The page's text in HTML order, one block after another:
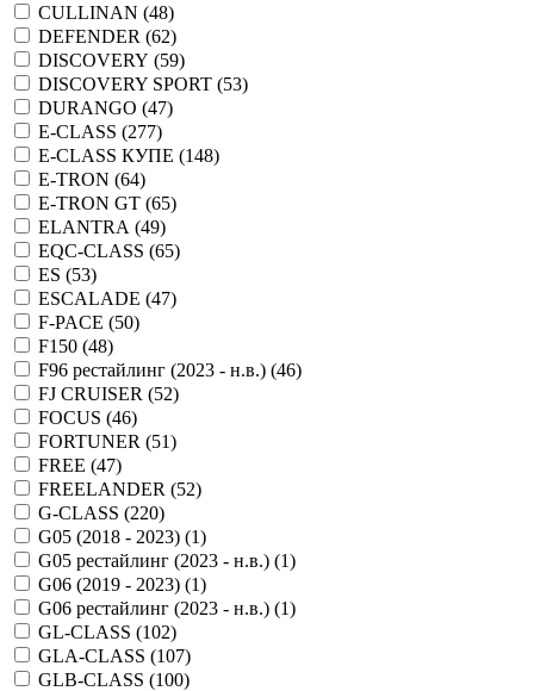
CULLINAN (48)
DEFENDER (62)
DISCOVERY (59)
DISCOVERY SPORT (53)
DURANGO (47)
E-CLASS (277)
E-CLASS КУПЕ (148)
E-TRON (64)
E-TRON GT (65)
ELANTRA (49)
EQC-CLASS (65)
ES (53)
ESCALADE (47)
F-PACE (50)
F150 (48)
F96 рестайлинг (2023 - н.в.) (46)
FJ CRUISER (52)
FOCUS (46)
FORTUNER (51)
FREE (47)
FREELANDER (52)
G-CLASS (220)
G05 (2018 - 2023) (1)
G05 рестайлинг (2023 - н.в.) (1)
G06 (2019 - 2023) (1)
G06 рестайлинг (2023 - н.в.) (1)
GL-CLASS (102)
GLA-CLASS (107)
GLB-CLASS (100)